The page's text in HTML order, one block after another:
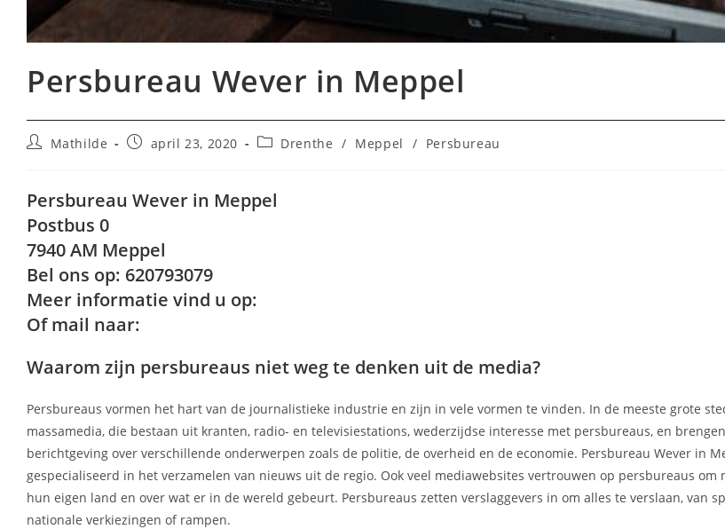
Persbureau Wever in Meppel
BerichtMathilde
Berichtapril 23, 2020 Berichtcategorie:
Drenthe / Meppel / Persbureau
Persbureau Wever in Meppel
Postbus 0
7940 AM Meppel
Bel ons op: 620793079
Meer informatie vind u op:
Of mail naar:
Waarom zijn persbureaus niet weg te denken uit de media?
Persbureaus vormen het hart van de journalistieke industrie en zijn in vele vormen te vinden. In de meeste grote
massamedia, die bestaan uit kranten, radio- en televisiestations, wederzijdse interesse met persbureaus, en
berichtgeving over verschillende onderwerpen zoals de politie, de overheid en de economie. Persbureau Wever in
gespecialiseerd in het verzamelen van nieuws uit de regio. Ook veel mediawebsites vertrouwen op persbureaus om
hun eigen land en over wat er in de wereld gebeurt. Persbureaus zetten verslaggevers in om alles te verslaan, van
nationale verkiezingen of rampen.